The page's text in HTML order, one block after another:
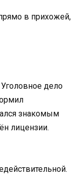
в прихожей,
дело
знакомым
лицензии.